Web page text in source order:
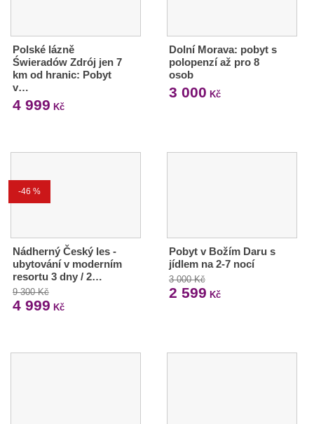
Polské lázně
Świeradów Zdrój jen 7
km od hranic: Pobyt
v…
4 999 Kč
Dolní Morava: pobyt s
polopenzí až pro 8
osob
3 000 Kč
-46 %
Nádherný Český les -
ubytování v moderním
resortu 3 dny / 2…
9 300 Kč
4 999 Kč
Pobyt v Božím Daru s
jídlem na 2-7 nocí
3 000 Kč
2 599 Kč